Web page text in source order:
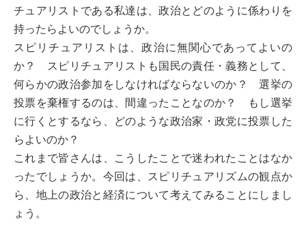
チュアリストである私達は、政治とどのように係わりを
持ったらよいのでしょうか。
スピリチュアリストは、政治に無関心であってよいの
か？ スピリチュアリストも国民の責任・義務として、
何らかの政治参加をしなければならないのか？ 選挙の
投票を棄権するのは、間違ったことなのか？ もし選挙
に行くとするなら、どのような政治家・政党に投票した
らよいのか？
これまで皆さんは、こうしたことで迷われたことはなか
ったでしょうか。今回は、スピリチュアリズムの観点か
ら、地上の政治と経済について考えてみることにしまし
ょう。